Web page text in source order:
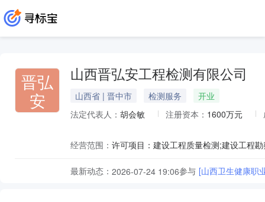
晋弘
安
山西晋弘安工程检测有限公司
山西省 | 晋中市 检测服务
开业
法定代表人： 胡会敏 注册资本： 1600万元
经营范围：
最新动态： 2026-07-24 19:06参与 [山西卫生健康职